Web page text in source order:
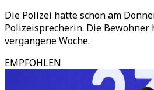
Die Polizei hatte schon am
Polizeisprecherin. Die
vergangene Woche.
EMPFOHLEN